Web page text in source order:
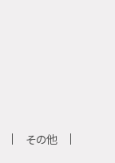
その他